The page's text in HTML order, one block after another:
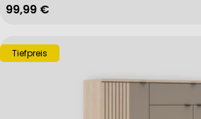
Regulärer Preis
99,99 €
Tiefpreis